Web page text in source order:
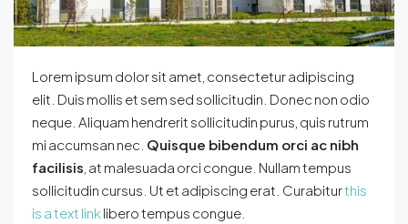
Lorem ipsum dolor sit amet, consectetur adipiscing
elit. Duis mollis et sem sed sollicitudin. Donec non odio
neque. Aliquam hendrerit sollicitudin purus, quis rutrum
mi accumsan nec. Quisque bibendum orci ac nibh
facilisis , at malesuada orci congue. Nullam tempus
sollicitudin cursus. Ut et adipiscing erat. Curabiturthis
is a text link libero tempus congue.